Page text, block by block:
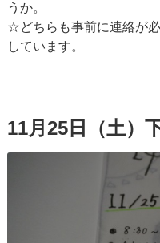
うか。
☆どちらも事前に連絡が
しています。
11月25日（土）